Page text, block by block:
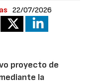
22/07/2026
proyecto de
la